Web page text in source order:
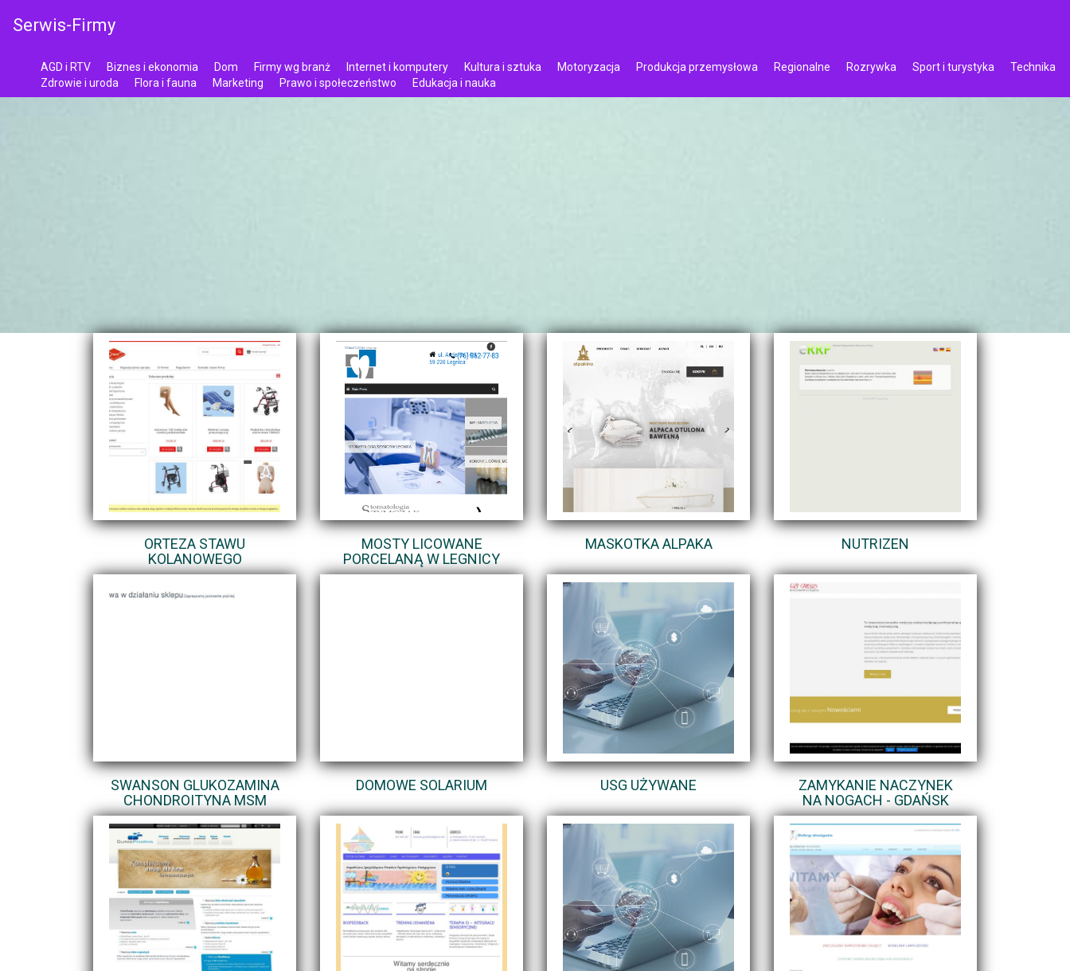
Serwis-Firmy
AGD i RTV Biznes i ekonomia Dom Firmy wg branż Internet i komputery Kultura i sztuka Motoryzacja Produkcja przemysłowa Regionalne Rozrywka Sport i turystyka
Technika
Zdrowie i uroda
Flora i fauna Marketing Prawo i społeczeństwo Edukacja i nauka
ORTEZA STAWU
KOLANOWEGO
MOSTY LICOWANE
PORCELANĄ W LEGNICY
MASKOTKA ALPAKA NUTRIZEN
SWANSON GLUKOZAMINA
CHONDROITYNA MSM
DOMOWE SOLARIUM USG UŻYWANE
ZAMYKANIE NACZYNEK
NA NOGACH - GDAŃSK